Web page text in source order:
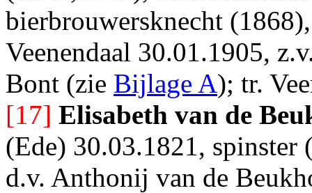
bierbrouwersknecht
Veenendaal 30.01.1905,
Bont (zie Bijlage A); tr.
[17] Elisabeth van de
(Ede) 30.03.1821,
d.v. Anthonij van de